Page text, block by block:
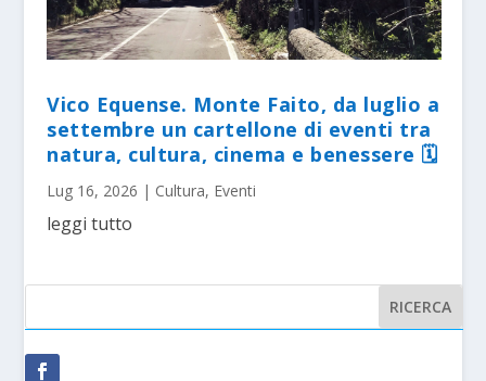
Vico Equense. Monte Faito, da luglio a
settembre un cartellone di eventi tra
natura, cultura, cinema e benessere 🗓
Lug 16, 2026 | Cultura, Eventi
leggi tutto